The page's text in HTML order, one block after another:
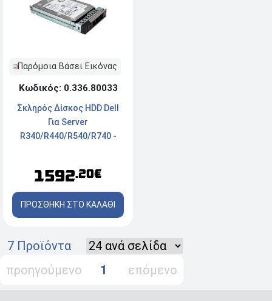
Παρόμοια Βάσει Εικόνας
Κωδικός: 0.336.80033
Σκληρός Δίσκος HDD Dell
Για Server
R340/R440/R540/R740 -
1592.20€
ΠΡΟΣΘΗΚΗ ΣΤΟ ΚΑΛΑΘΙ
7 Προϊόντα
προηγούμενο
1 επόμενο